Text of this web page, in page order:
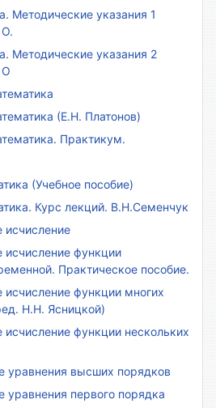
Методические указания 1
Методические указания 2
О
(Е.Н. Платонов)
Практикум.
(Учебное пособие)
Курс лекций. В.Н.Семенчук
функции
Практическое пособие.
функции многих
Н.Н. Ясницкой)
функции нескольких
уравнения высших порядков
первого порядка